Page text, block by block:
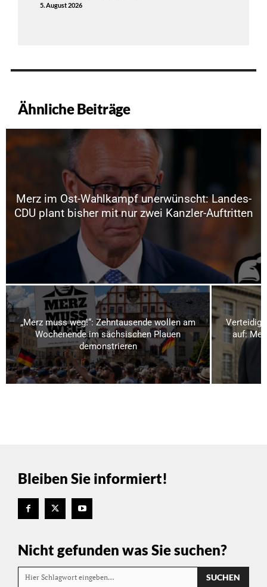
5. August 2026
Ähnliche Beiträge
Merz im Ost-Wahlkampf unerwünscht: Landes-
CDU plant bisher mit nur zwei Kanzler-Auftritten
„Merz muss weg!“: Zehntausende wollen am
Wochenende im sächsischen Plauen
demonstrieren
auf:
Bleiben Sie informiert!
Nicht gefunden was Sie suchen?
Hier Schlagwort eingeben… SUCHEN